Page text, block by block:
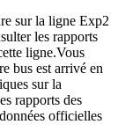
sur la ligne Exp2
les rapports
ligne.Vous
bus est arrivé en
sur la
rapports des
officielles